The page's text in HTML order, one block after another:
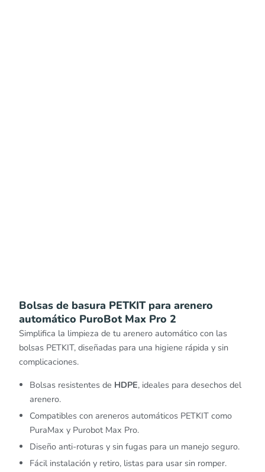
Bolsas de basura PETKIT para arenero
automático PuroBot Max Pro 2
Simplifica la limpieza de tu arenero automático con las
bolsas PETKIT, diseñadas para una higiene rápida y sin
complicaciones.
Bolsas resistentes de HDPE, ideales para desechos del
arenero.
Compatibles con areneros automáticos PETKIT como
PuraMax y Purobot Max Pro.
Diseño anti-roturas y sin fugas para un manejo seguro.
Fácil instalación y retiro, listas para usar sin romper.